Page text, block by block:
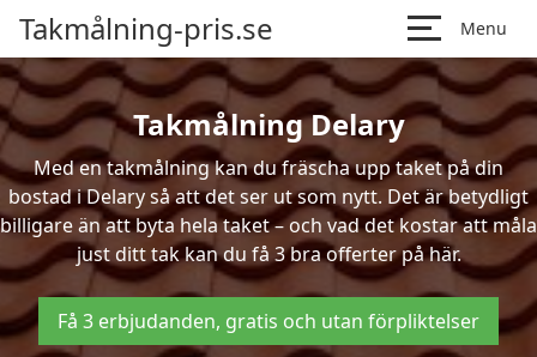
Takmålning-pris.se Menu
Takmålning Delary
Med en takmålning kan du fräscha upp taket på din
bostad i Delary så att det ser ut som nytt. Det är betydligt
billigare än att byta hela taket – och vad det kostar att måla
just ditt tak kan du få 3 bra offerter på här.
Få 3 erbjudanden, gratis och utan förpliktelser